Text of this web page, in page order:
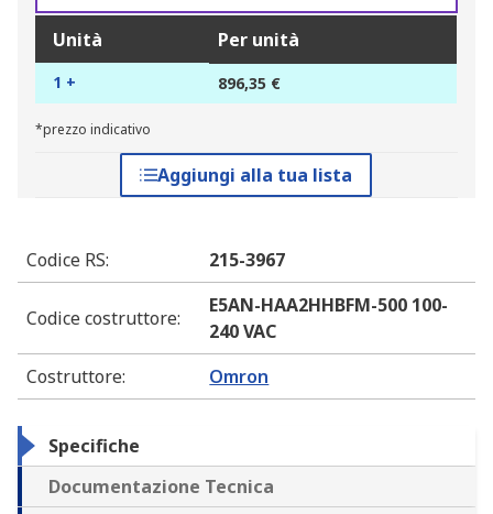
Unità Per unità
1 + 896,35 €
*prezzo indicativo
Aggiungi alla tua lista
Codice RS: 215-3967
Codice costruttore:
E5AN-HAA2HHBFM-500 100-
240 VAC
Costruttore: Omron
Specifiche
Documentazione Tecnica